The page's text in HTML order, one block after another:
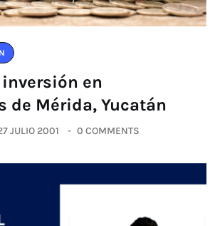
en
de Mérida, Yucatán
JULIO 2001 0 COMMENTS